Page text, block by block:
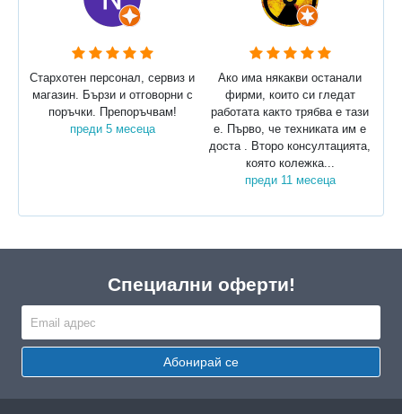
Стархотен персонал, сервиз и
магазин. Бързи и отговорни с
поръчки. Препоръчвам!
преди 5 месеца
Ако има някакви останали
фирми, които си гледат
работата както трябва е тази
е. Първо, че техниката им е
доста . Второ консултацията,
която колежка...
преди 11 месеца
Специални оферти!
Абонирай се